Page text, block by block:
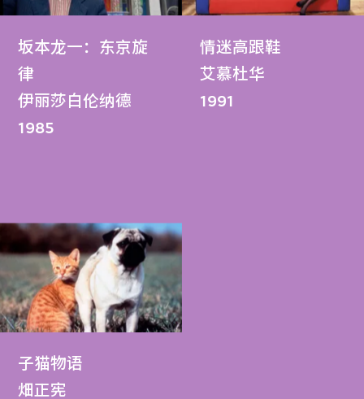
坂本龙一：东京旋
律
伊丽莎白伦纳德
1985
情迷高跟鞋
艾慕杜华
1991
子猫物语
畑正宪